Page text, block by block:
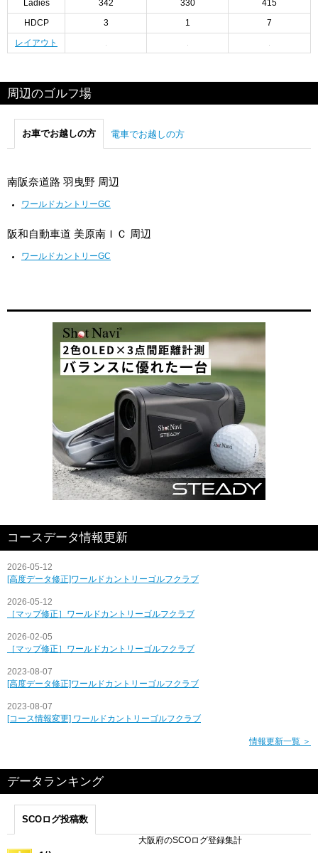
Ladies 342 330 415
HDCP 3 1 7
レイアウト
周辺のゴルフ場
お車でお越しの方 電車でお越しの方
南阪奈道路 羽曳野 周辺
ワールドカントリーGC
阪和自動車道 美原南ＩＣ 周辺
ワールドカントリーGC
コースデータ情報更新
2026-05-12
[高度データ修正]ワールドカントリーゴルフクラブ
2026-05-12
［マップ修正］ワールドカントリーゴルフクラブ
2026-02-05
［マップ修正］ワールドカントリーゴルフクラブ
2023-08-07
[高度データ修正]ワールドカントリーゴルフクラブ
2023-08-07
[コース情報変更] ワールドカントリーゴルフクラブ
情報更新一覧 ＞
データランキング
SCOログ投稿数
大阪府のSCOログ登録集計